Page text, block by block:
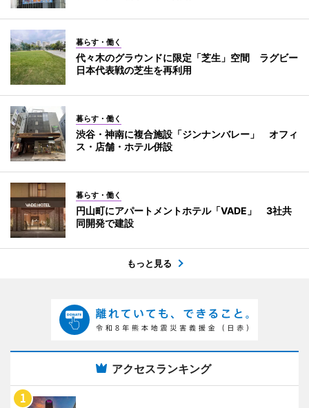
暮らす・働く
代々木のグラウンドに限定「芝生」空間 ラグビー
日本代表戦の芝生を再利用
暮らす・働く
渋谷・神南に複合施設「ジンナンバレー」 オフィ
ス・店舗・ホテル併設
暮らす・働く
円山町にアパートメントホテル「VADE」 3社共
同開発で建設
もっと見る
アクセスランキング